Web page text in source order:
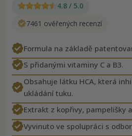
4.8 / 5.0
7461 ověřených recenzí
Formula na základě
S přidanými vitaminy C a B3.
Obsahuje látku HCA, která
ukládání tuku.
Extrakt z kopřivy, pampelišky
Vyvinuto ve spolupráci s